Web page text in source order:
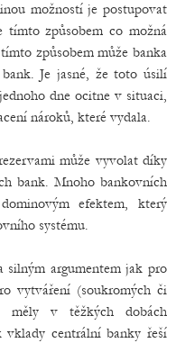
možností je postupovat
tímto způsobem co možná
způsobem může banka
Je jasné, že toto úsilí
dne ocitne v situaci,
nároků, které vydala.
může vyvolat díky
bank. Mnoho bankovních
efektem, který
systému.
silným argumentem jak pro
vytváření (soukromých či
měly v těžkých dobách
vklady centrální banky řeší